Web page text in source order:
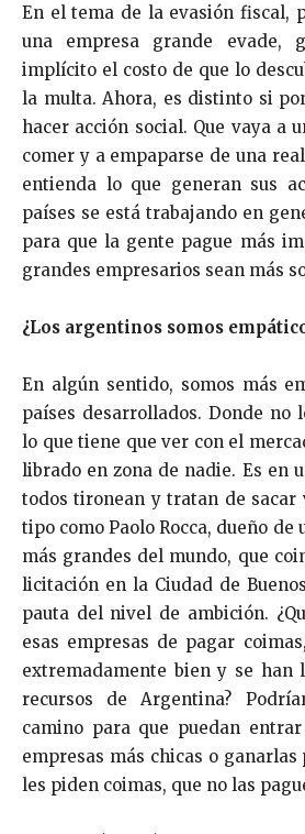
En el tema de la evasión fiscal,
una empresa grande evade,
implícito el costo de que lo
la multa. Ahora, es distinto si
hacer acción social. Que vaya a
comer y a empaparse de una
entienda lo que generan sus
países se está trabajando en
para que la gente pague más
grandes empresarios sean más
¿Los argentinos somos
En algún sentido, somos más
países desarrollados. Donde no
lo que tiene que ver con el
librado en zona de nadie. Es en
todos tironean y tratan de sacar
tipo como Paolo Rocca, dueño de
más grandes del mundo, que
licitación en la Ciudad de
pauta del nivel de ambición.
esas empresas de pagar
extremadamente bien y se han
recursos de Argentina?
camino para que puedan
empresas más chicas o
les piden coimas, que no las